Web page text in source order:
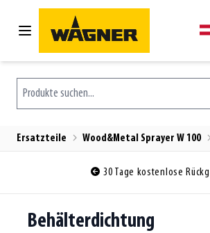
Zum Inhalt springen
Produkte suchen...
Ersatzteile Wood&Metal Sprayer W 100
30 Tage kostenlose
Behälterdichtung